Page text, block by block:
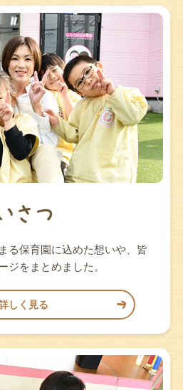
る保育園に込めた想いや、皆
ジをまとめました。
しく見る